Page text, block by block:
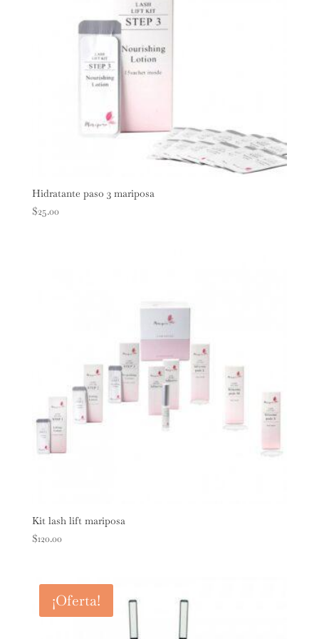
Hidratante paso 3 mariposa
$25.00
Kit lash lift mariposa
$120.00
¡Oferta!